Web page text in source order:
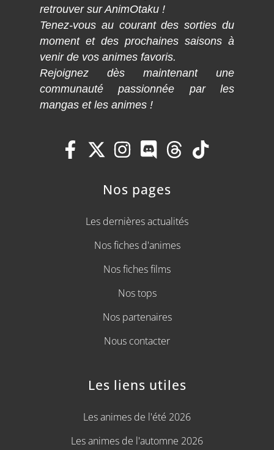
retrouver sur AnimOtaku !
Tenez-vous au courant des sorties du
moment et des prochaines saisons à
venir de vos animes favoris.
Rejoignez dès maintenant une
communauté passionnée par les
mangas et les animes !
Nos pages
Les dernières actualités
Nos fiches d'animes
Nos fiches films
Nos tops
Nos partenaires
Nous contacter
Les liens utiles
Les animes de l'été 2026
Les animes de l'automne 2026